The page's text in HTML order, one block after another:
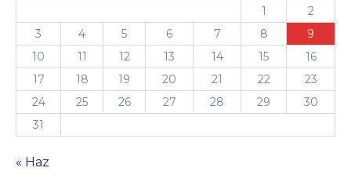
1
2
3
4 5 6 7 8
9
10
11 12 13 14 15
16
17
18 19 20 21 22
23
24
25 26 27 28 29
30
31
« Haz